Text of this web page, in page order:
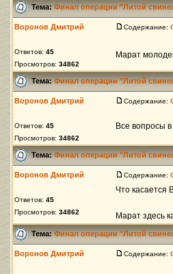
Тема:Финал операции "Литой
Воронов Дмитрий
Ответов: 45
Просмотров: 34862
Содержание:
Марат
Тема:Финал операции "Литой
Воронов Дмитрий
Ответов: 45
Просмотров: 34862
Содержание:
Все вопросы
Тема:Финал операции "Литой
Воронов Дмитрий
Ответов: 45
Просмотров: 34862
Содержание:
Что касается
Марат здесь
Тема:Финал операции "Литой
Воронов Дмитрий Содержание: